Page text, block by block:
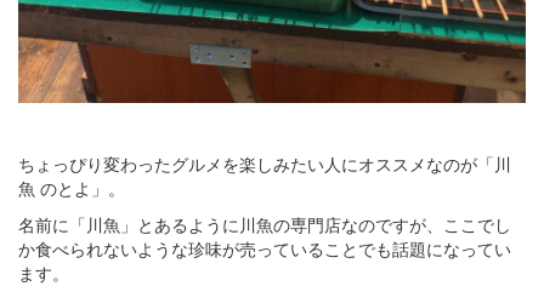
ちょっぴり変わったグルメを楽しみたい人にオススメなのが「川
魚 のとよ」。
名前に「川魚」とあるように川魚の専門店なのですが、ここでし
か食べられないような珍味が売っていることでも話題になってい
ます。